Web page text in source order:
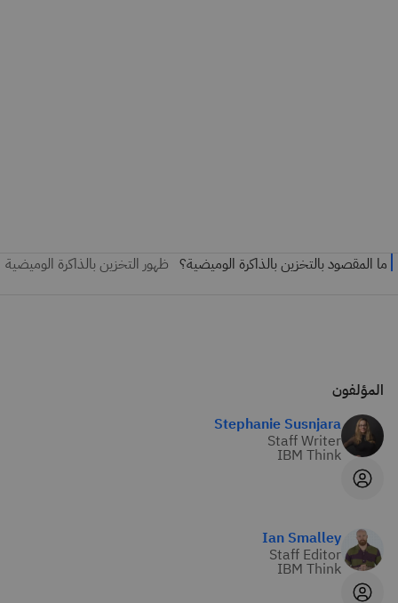
المؤلفون
Stephanie Susnjara
Staff Writer
IBM Think
Ian Smalley
Staff Editor
IBM Think